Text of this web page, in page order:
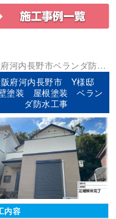
河内長野市ベランダ防水
塗装屋根塗装
阪府河内長野市 Y様邸
塗装 屋根塗装 ベラン
ダ防水工事
内容